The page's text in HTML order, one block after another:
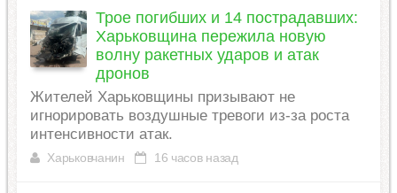
Трое погибших и 14 пострадавших:
Харьковщина пережила новую
волну ракетных ударов и атак
дронов
Жителей Харьковщины призывают не
игнорировать воздушные тревоги из-за роста
интенсивности атак.
Харьковчанин 16 часов назад